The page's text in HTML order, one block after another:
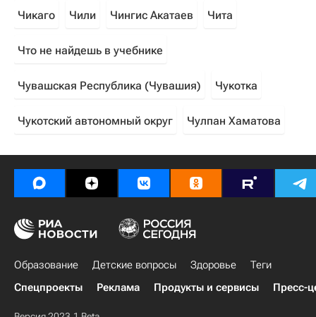
Чикаго Чили Чингис Акатаев Чита
Что не найдешь в учебнике
Чувашская Республика (Чувашия) Чукотка
Чукотский автономный округ Чулпан Хаматова
Образование Детские вопросы Здоровье
Теги
Спецпроекты
Реклама Продукты и сервисы Пресс-